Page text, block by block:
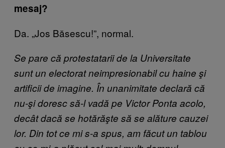
mesaj?
Da. „Jos Băsescu!”, normal.
Se pare că protestatarii de la Universitate
sunt un electorat neimpresionabil cu haine şi
artificii de imagine. În unanimitate declară că
nu-şi doresc să-l vadă pe Victor Ponta acolo,
decât dacă se hotărăşte să se alăture cauzei
lor. Din tot ce mi s-a spus, am făcut un tablou